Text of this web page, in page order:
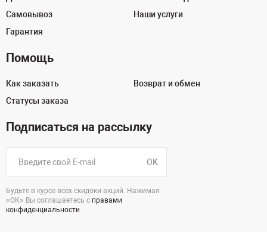
Самовывоз
Гарантия
Наши услуги
Помощь
Как заказать
Статусы заказа
Возврат и обмен
Подписаться на рассылку
OK
Будьте в курсе всех скидоки акций. Нажимая
«ОК» Вы соглашаетесь с правами
конфиденциальности.